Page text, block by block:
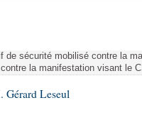
de sécurité mobilisé contre la
la manifestation visant le
Gérard Leseul